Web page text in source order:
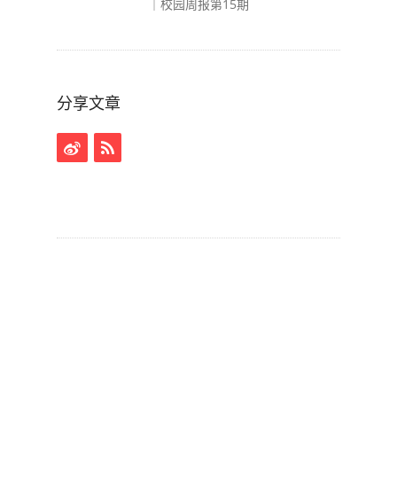
分享文章